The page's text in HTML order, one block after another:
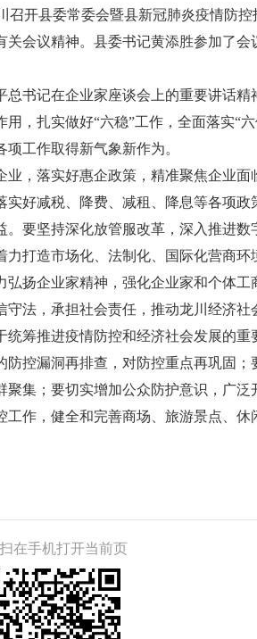
开县委常委会暨县新冠肺炎疫情防控
会议精神。县委书记黄添胜参加了
书记在企业家座谈会上的重要讲话精
，扎实做好“六稳”工作，全面落实“
工作取得新气象新作为。
，落实好惠企政策，精准聚焦企业面
好减税、降费、减租、降息等各项政
要坚持深化放管服改革，深入推进
打造市场化、法制化、国际化营商环
扬企业家精神，强化企业家和个体工
法，承担社会责任，推动龙川经济社
筹推进疫情防控和经济社会发展的重
控漏洞再排查，对防控重点再巩固；
集；要切实增加公众防护意识，广泛
作，健全和完善商场、旅游景点、
在手机打开当前页